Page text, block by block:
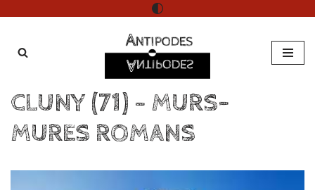
au
CLUNY (71) – MURS-
MURES ROMANS